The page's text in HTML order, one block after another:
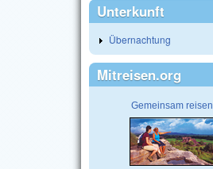
Unterkunft
Übernachtung
Mitreisen.org
Gemeinsam reisen